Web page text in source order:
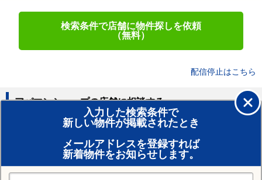
検索条件で店舗に物件探しを依頼
（無料）
配信停止はこちら
入力した検索条件で
新しい物件が掲載されたとき
メールアドレスを登録すれば
新着物件をお知らせします。
アパマンショップの店舗に相談する
賃貸のプロがお部屋探し！
おまかせ物件リクエスト
住みたい街の店舗を探す